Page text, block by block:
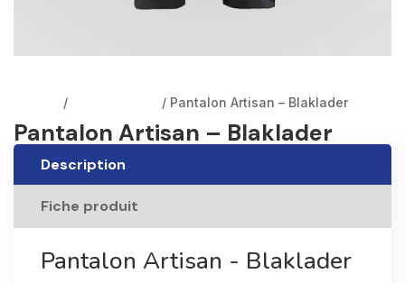
/ / Pantalon Artisan – Blaklader
Pantalon Artisan – Blaklader
Description
Fiche produit
Pantalon Artisan - Blaklader